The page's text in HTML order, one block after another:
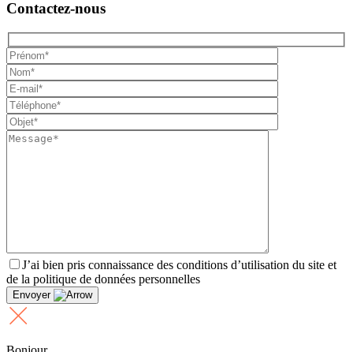
Contactez-nous
J’ai bien pris connaissance des conditions d’utilisation du site et
de la politique de données personnelles
Envoyer